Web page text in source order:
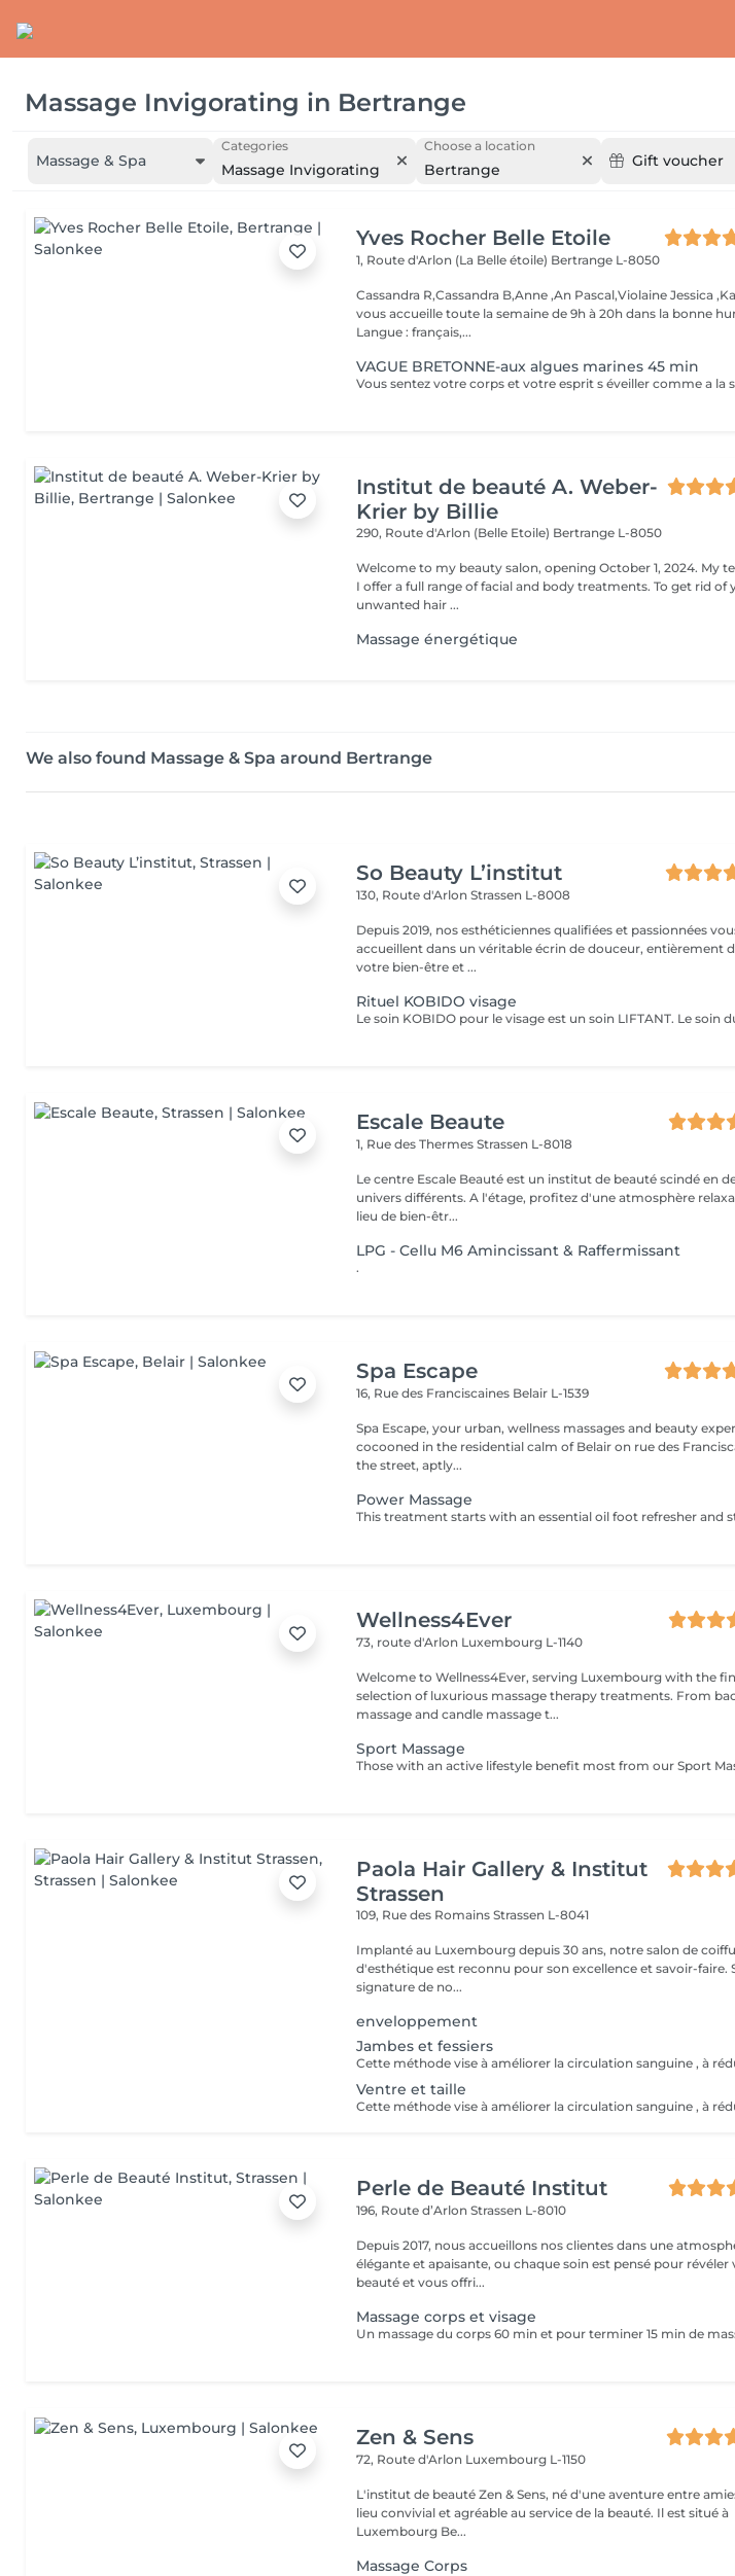
Massage Invigorating in Bertrange
Massage & Spa
Categories
Massage Invigorating
Choose a location
Bertrange Gift voucher
Yves Rocher Belle Etoile
1, Route d'Arlon (La Belle étoile) Bertrange L-8050
Cassandra R,Cassandra B,Anne ,An Pascal,Violaine Jessica
vous accueille toute la semaine de 9h à 20h dans la bonne
Langue : français,...
VAGUE BRETONNE-aux algues marines 45 min
Institut de beauté A. Weber-
Krier by Billie
290, Route d'Arlon (Belle Etoile) Bertrange L-8050
Welcome to my beauty salon, opening October 1, 2024. My
I offer a full range of facial and body treatments. To get rid of
unwanted hair ...
Massage énergétique
We also found Massage & Spa around Bertrange
So Beauty L’institut
130, Route d'ArlonStrassen L-8008
Depuis 2019, nos esthéticiennes qualifiées et passionnées
accueillent dans un véritable écrin de douceur, entièrement
votre bien-être et ...
Rituel KOBIDO visage
Escale Beaute
1, Rue des ThermesStrassen L-8018
Le centre Escale Beauté est un institut de beauté scindé en
univers différents. A l'étage, profitez d'une atmosphère relaxante,
lieu de bien-êtr...
LPG - Cellu M6 Amincissant & Raffermissant
.
Spa Escape
16, Rue des Franciscaines Belair L-1539
Spa Escape, your urban, wellness massages and beauty
cocooned in the residential calm of Belair on rue des
the street, aptly...
Power Massage
Wellness4Ever
73, route d'Arlon Luxembourg L-1140
Welcome to Wellness4Ever, serving Luxembourg with the
selection of luxurious massage therapy treatments. From
massage and candle massage t...
Sport Massage
Paola Hair Gallery & Institut
Strassen
109, Rue des RomainsStrassen L-8041
Implanté au Luxembourg depuis 30 ans, notre salon de
d'esthétique est reconnu pour son excellence et savoir-faire.
signature de no...
enveloppement
Jambes et fessiers
Ventre et taille
Perle de Beauté Institut
196, Route d’ArlonStrassen L-8010
Depuis 2017, nous accueillons nos clientes dans une
élégante et apaisante, ou chaque soin est pensé pour révéler
beauté et vous offri...
Massage corps et visage
Zen & Sens
72, Route d'Arlon Luxembourg L-1150
L'institut de beauté Zen & Sens, né d'une aventure entre
lieu convivial et agréable au service de la beauté. Il est situé à
Luxembourg Be...
Massage Corps